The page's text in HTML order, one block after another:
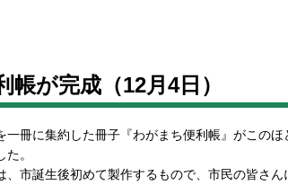
帳が完成（12月4日）
一冊に集約した冊子『わがまち便利帳』がこの
。
、市誕生後初めて製作するもので、市民の皆さ